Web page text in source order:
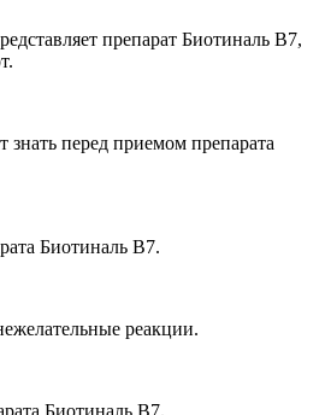
препарат Биотиналь В7,
знать перед приемом препарата
Биотиналь В7.
реакции.
Биотиналь В7.